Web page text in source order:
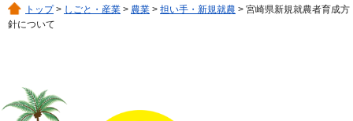
トップ> しごと・産業 > 農業 > 担い手・新規就農 > 宮崎県新規就農者育成方
針について